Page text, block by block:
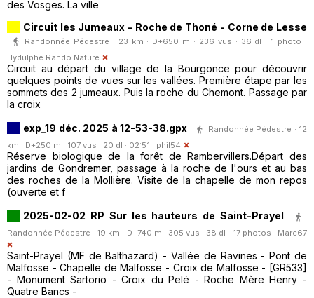
des Vosges. La ville
Circuit les Jumeaux - Roche de Thoné - Corne de Lesse
Randonnée Pédestre · 23 km · D+650 m · 236 vus · 36 dl · 1 photo ·
Hydulphe Rando Nature
Circuit au départ du village de la Bourgonce pour découvrir
quelques points de vues sur les vallées. Première étape par les
sommets des 2 jumeaux. Puis la roche du Chemont. Passage par
la croix
exp_19 déc. 2025 à 12-53-38.gpx
Randonnée Pédestre · 12
km · D+250 m · 107 vus · 20 dl · 02:51 · phil54
Réserve biologique de la forêt de Rambervillers.Départ des
jardins de Gondremer, passage à la roche de l'ours et au bas
des roches de la Mollière. Visite de la chapelle de mon repos
(ouverte et f
2025-02-02 RP Sur les hauteurs de Saint-Prayel
Randonnée Pédestre · 19 km · D+740 m · 305 vus · 38 dl · 17 photos · Marc67
Saint-Prayel (MF de Balthazard) - Vallée de Ravines - Pont de
Malfosse - Chapelle de Malfosse - Croix de Malfosse - [GR533]
- Monument Sartorio - Croix du Pelé - Roche Mère Henry -
Quatre Bancs -